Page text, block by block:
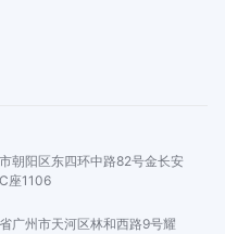
朝阳区东四环中路82号金长安
座1106
广州市天河区林和西路9号耀